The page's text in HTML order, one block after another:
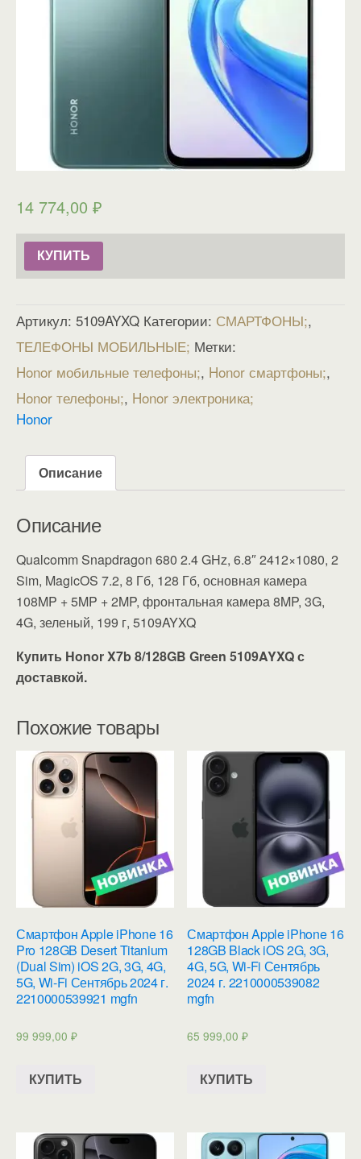
14 774,00 ₽
КУПИТЬ
Артикул: 5109AYXQ Категории: СМАРТФОНЫ ,
ТЕЛЕФОНЫ МОБИЛЬНЫЕ Метки:
Honor мобильные телефоны , Honor смартфоны ,
Honor телефоны , Honor электроника
Honor
Описание
Описание
Qualcomm Snapdragon 680 2.4 GHz, 6.8″ 2412×1080, 2
Sim, MagicOS 7.2, 8 Гб, 128 Гб, основная камера
108MP + 5MP + 2MP, фронтальная камера 8MP, 3G,
4G, зеленый, 199 г, 5109AYXQ
Купить Honor X7b 8/128GB Green 5109AYXQ с
доставкой.
Похожие товары
Смартфон Apple iPhone 16
Pro 128GB Desert Titanium
(Dual Sim) iOS 2G, 3G, 4G,
5G, Wi-Fi Сентябрь 2024 г.
2210000539921 mgfn
99 999,00 ₽
КУПИТЬ
Смартфон Apple iPhone 16
128GB Black iOS 2G, 3G,
4G, 5G, Wi-Fi Сентябрь
2024 г. 2210000539082
mgfn
65 999,00₽
КУПИТЬ